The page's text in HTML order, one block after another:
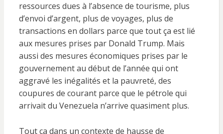
ressources dues à l’absence de tourisme, plus
d’envoi d’argent, plus de voyages, plus de
transactions en dollars parce que tout ça est lié
aux mesures prises par Donald Trump. Mais
aussi des mesures économiques prises par le
gouvernement au début de l’année qui ont
aggravé les inégalités et la pauvreté, des
coupures de courant parce que le pétrole qui
arrivait du Venezuela n’arrive quasiment plus.
Tout ça dans un contexte de hausse de